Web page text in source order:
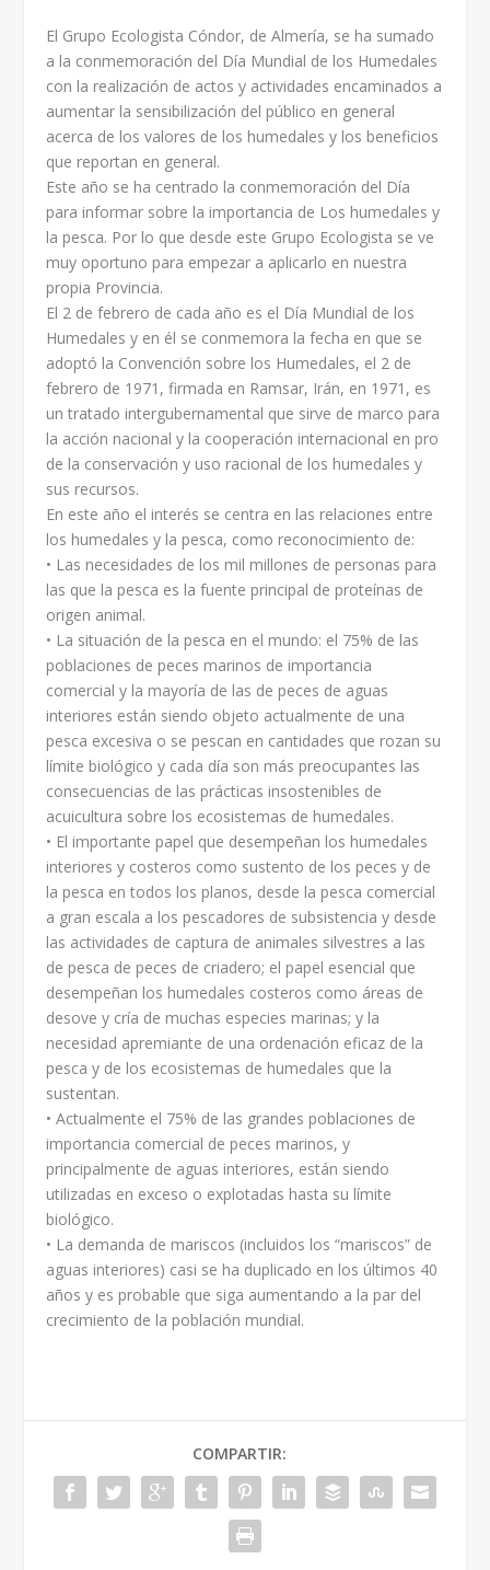
El Grupo Ecologista Cóndor, de Almería, se ha sumado
a la conmemoración del Día Mundial de los Humedales
con la realización de actos y actividades encaminados a
aumentar la sensibilización del público en general
acerca de los valores de los humedales y los beneficios
que reportan en general.
Este año se ha centrado la conmemoración del Día
para informar sobre la importancia de Los humedales y
la pesca. Por lo que desde este Grupo Ecologista se ve
muy oportuno para empezar a aplicarlo en nuestra
propia Provincia.
El 2 de febrero de cada año es el Día Mundial de los
Humedales y en él se conmemora la fecha en que se
adoptó la Convención sobre los Humedales, el 2 de
febrero de 1971, firmada en Ramsar, Irán, en 1971, es
un tratado intergubernamental que sirve de marco para
la acción nacional y la cooperación internacional en pro
de la conservación y uso racional de los humedales y
sus recursos.
En este año el interés se centra en las relaciones entre
los humedales y la pesca, como reconocimiento de:
• Las necesidades de los mil millones de personas para
las que la pesca es la fuente principal de proteínas de
origen animal.
• La situación de la pesca en el mundo: el 75% de las
poblaciones de peces marinos de importancia
comercial y la mayoría de las de peces de aguas
interiores están siendo objeto actualmente de una
pesca excesiva o se pescan en cantidades que rozan su
límite biológico y cada día son más preocupantes las
consecuencias de las prácticas insostenibles de
acuicultura sobre los ecosistemas de humedales.
• El importante papel que desempeñan los humedales
interiores y costeros como sustento de los peces y de
la pesca en todos los planos, desde la pesca comercial
a gran escala a los pescadores de subsistencia y desde
las actividades de captura de animales silvestres a las
de pesca de peces de criadero; el papel esencial que
desempeñan los humedales costeros como áreas de
desove y cría de muchas especies marinas; y la
necesidad apremiante de una ordenación eficaz de la
pesca y de los ecosistemas de humedales que la
sustentan.
• Actualmente el 75% de las grandes poblaciones de
importancia comercial de peces marinos, y
principalmente de aguas interiores, están siendo
utilizadas en exceso o explotadas hasta su límite
biológico.
• La demanda de mariscos (incluidos los “mariscos” de
aguas interiores) casi se ha duplicado en los últimos 40
años y es probable que siga aumentando a la par del
crecimiento de la población mundial.
COMPARTIR: